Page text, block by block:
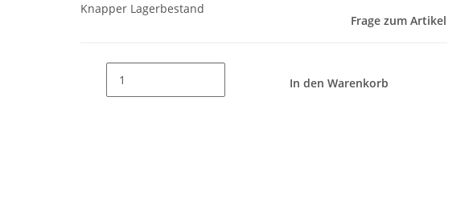
Knapper Lagerbestand
Frage zum Artikel
In den Warenkorb